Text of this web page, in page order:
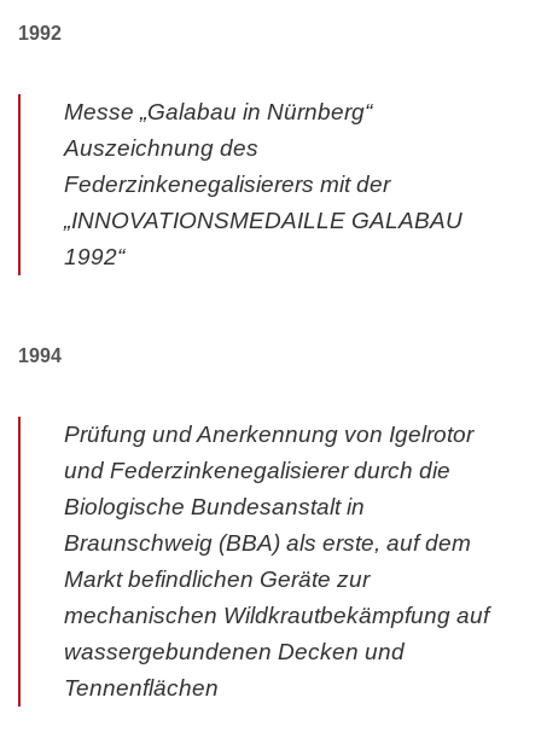
1992
Messe „Galabau in Nürnberg“
Auszeichnung des
Federzinkenegalisierers mit der
„INNOVATIONSMEDAILLE GALABAU
1992“
1994
Prüfung und Anerkennung von Igelrotor
und Federzinkenegalisierer durch die
Biologische Bundesanstalt in
Braunschweig (BBA) als erste, auf dem
Markt befindlichen Geräte zur
mechanischen Wildkrautbekämpfung auf
wassergebundenen Decken und
Tennenflächen